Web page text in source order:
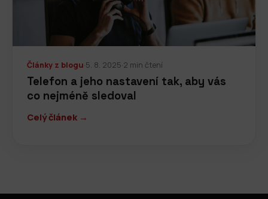
Články z blogu·5. 8. 2025·2 min čtení
Telefon a jeho nastavení tak, aby vás
co nejméně sledoval
Celý článek →